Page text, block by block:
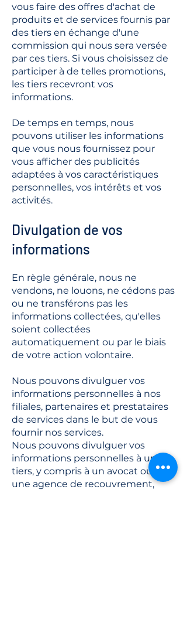
vous faire des offres d'achat de
produits et de services fournis par
des tiers en échange d'une
commission qui nous sera versée
par ces tiers. Si vous choisissez de
participer à de telles promotions,
les tiers recevront vos
informations.
De temps en temps, nous
pouvons utiliser les informations
que vous nous fournissez pour
vous afficher des publicités
adaptées à vos caractéristiques
personnelles, vos intérêts et vos
activités.
Divulgation de vos
informations
En règle générale, nous ne
vendons, ne louons, ne cédons pas
ou ne transférons pas les
informations collectées, qu'elles
soient collectées
automatiquement ou par le biais
de votre action volontaire.
Nous pouvons divulguer vos
informations personnelles à nos
filiales, partenaires et prestataires
de services dans le but de vous
fournir nos services.
Nous pouvons divulguer vos
informations personnelles à un
tiers, y compris à un avocat ou à
une agence de recouvrement,